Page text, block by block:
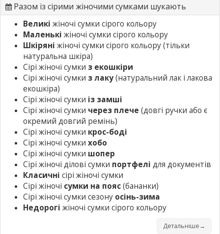
Разом із сірими жіночими сумками шукають
Великі жіночі сумки сірого кольору
Маленькі жіночі сумки сірого кольору
Шкіряні жіночі сумки сірого кольору(тільки
натуральна шкіра)
Сірі жіночі сумки з екошкіри
Сірі жіночі сумки з лаку(натуральний лак і лакова
екошкіра)
Сірі жіночі сумки із замші
Сірі жіночі сумки через плече (довгі ручки або є
окремий довгий ремінь)
Сірі жіночі сумки крос-боді
Сірі жіночі сумки хобо
Сірі жіночі сумки шопер
Сірі жіночі ділові сумки портфелі для документів
Класичні сірі жіночі сумки
Сірі жіночі сумки на пояс(бананки)
Сірі жіночі сумки сезону осінь-зима
Недорогі жіночі сумки сірого кольору
Детальніше→